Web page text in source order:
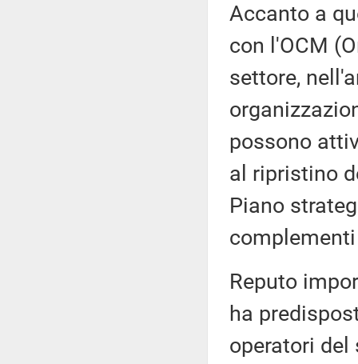
Accanto a
con l'OCM
settore,
possono
al ripristino
Piano
Reputo
ha
operatori